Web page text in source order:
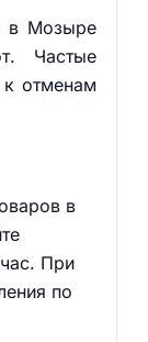
в Мозыре
Частые
к отменам
в
При
по